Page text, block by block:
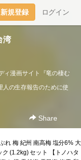
新規登録 ログイン
湾
ィ漫画サイト『竜の棲む
の生存報告のために使
Share
れ 梅 紀州 南高梅 塩分6% 大
(1.2kg) セット 【トノハタ